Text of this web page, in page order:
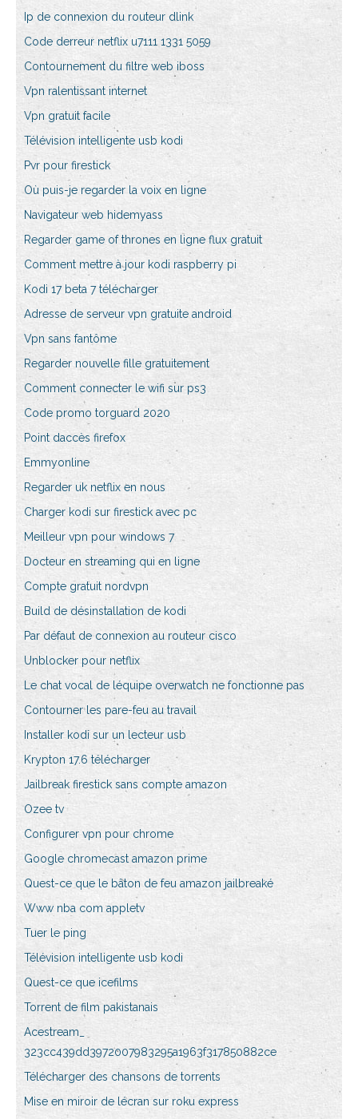
Ip de connexion du routeur dlink
Code derreur netflix u7111 1331 5059
Contournement du filtre web iboss
Vpn ralentissant internet
Vpn gratuit facile
Télévision intelligente usb kodi
Pvr pour firestick
Où puis-je regarder la voix en ligne
Navigateur web hidemyass
Regarder game of thrones en ligne flux gratuit
Comment mettre à jour kodi raspberry pi
Kodi 17 beta 7 télécharger
Adresse de serveur vpn gratuite android
Vpn sans fantôme
Regarder nouvelle fille gratuitement
Comment connecter le wifi sur ps3
Code promo torguard 2020
Point daccès firefox
Emmyonline
Regarder uk netflix en nous
Charger kodi sur firestick avec pc
Meilleur vpn pour windows 7
Docteur en streaming qui en ligne
Compte gratuit nordvpn
Build de désinstallation de kodi
Par défaut de connexion au routeur cisco
Unblocker pour netflix
Le chat vocal de léquipe overwatch ne fonctionne pas
Contourner les pare-feu au travail
Installer kodi sur un lecteur usb
Krypton 17.6 télécharger
Jailbreak firestick sans compte amazon
Ozee tv
Configurer vpn pour chrome
Google chromecast amazon prime
Quest-ce que le bâton de feu amazon jailbreaké
Www nba com appletv
Tuer le ping
Télévision intelligente usb kodi
Quest-ce que icefilms
Torrent de film pakistanais
Acestream_
323cc439dd3972007983295a1963f317850882ce
Télécharger des chansons de torrents
Mise en miroir de lécran sur roku express